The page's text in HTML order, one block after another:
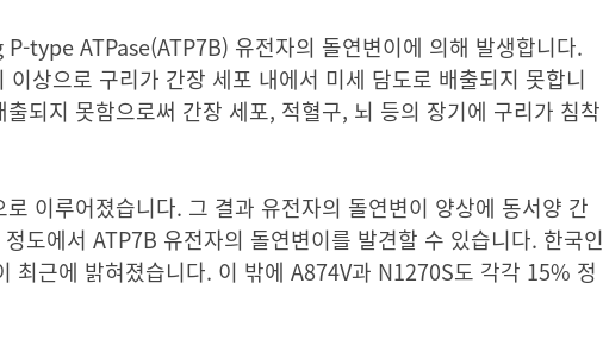
ATPase(ATP7B) 유전자의 돌연변이에 의해 발생합니다.
상으로 구리가 간장 세포 내에서 미세 담도로 배출되지 못합니
되지 못함으로써 간장 세포, 적혈구, 뇌 등의 장기에 구리가 침착
이루어졌습니다. 그 결과 유전자의 돌연변이 양상에 동서양 간
도에서 ATP7B 유전자의 돌연변이를 발견할 수 있습니다. 한국인
근에 밝혀졌습니다. 이 밖에 A874V과 N1270S도 각각 15% 정